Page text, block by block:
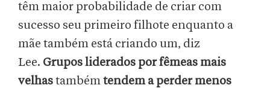
têm maior probabilidade de criar com
sucesso seu primeiro filhote enquanto a
mãe também está criando um, diz
Lee. Grupos liderados por fêmeas mais
velhastambémtendem a perder menos